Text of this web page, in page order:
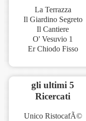
La Terrazza
Il Giardino Segreto
Il Cantiere
O' Vesuvio 1
Er Chiodo Fisso
gli ultimi 5
Ricercati
Unico RistocafÃ©